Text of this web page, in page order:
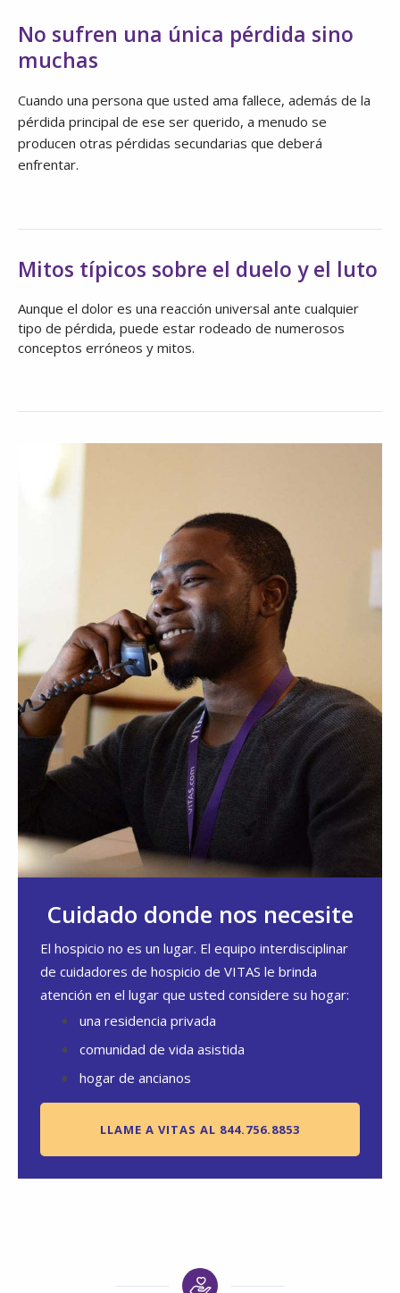
No sufren una única pérdida sino
muchas
Cuando una persona que usted ama fallece, además de la
pérdida principal de ese ser querido, a menudo se
producen otras pérdidas secundarias que deberá
enfrentar.
Mitos típicos sobre el duelo y el luto
Aunque el dolor es una reacción universal ante cualquier
tipo de pérdida, puede estar rodeado de numerosos
conceptos erróneos y mitos.
Cuidado donde nos necesite
El hospicio no es un lugar. El equipo interdisciplinar
de cuidadores de hospicio de VITAS le brinda
atención en el lugar que usted considere su hogar:
una residencia privada
comunidad de vida asistida
hogar de ancianos
LLAME A VITAS AL 844.756.8853